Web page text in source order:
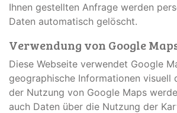
Ihnen gestellten Anfrage werden
Daten automatisch gelöscht.
Verwendung von Google
Diese Webseite verwendet Google
geographische Informationen visuell
der Nutzung von Google Maps
auch Daten über die Nutzung der